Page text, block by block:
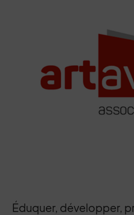
Éduquer, développer,